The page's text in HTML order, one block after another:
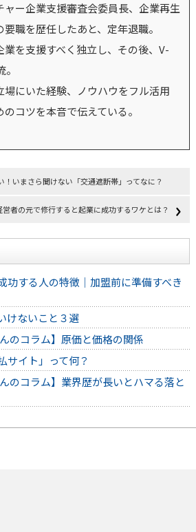
ャー企業支援審査会委員長、企業再生
職を歴任したあと、定年退職。
業を支援すべく独立し、その後、V-
場にいた経験、ノウハウをフル活用
コツを本音で伝えている。
！いまさら聞けない「交通遮断帯」ってなに？
者の元で修行すると起業に成功するワケとは？
功する人の特徴｜加盟前に準備すべき
けないこと３選
のコラム】原価と価格の関係
サイト」って何？
のコラム】業界歴が長いとハマる落と